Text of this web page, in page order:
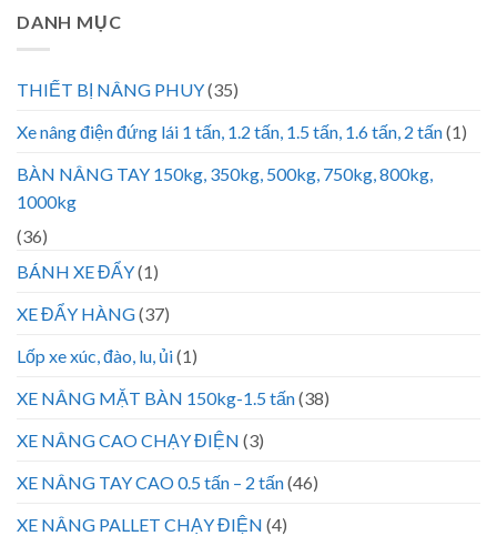
DANH MỤC
THIẾT BỊ NÂNG PHUY(35)
Xe nâng điện đứng lái 1 tấn, 1.2 tấn, 1.5 tấn, 1.6 tấn, 2 tấn(1)
BÀN NÂNG TAY 150kg, 350kg, 500kg, 750kg, 800kg,
1000kg
(36)
BÁNH XE ĐẨY(1)
XE ĐẨY HÀNG(37)
Lốp xe xúc, đào, lu, ủi(1)
XE NÂNG MẶT BÀN 150kg-1.5 tấn(38)
XE NÂNG CAO CHẠY ĐIỆN (3)
XE NÂNG TAY CAO 0.5 tấn – 2 tấn(46)
XE NÂNG PALLET CHẠY ĐIỆN (4)